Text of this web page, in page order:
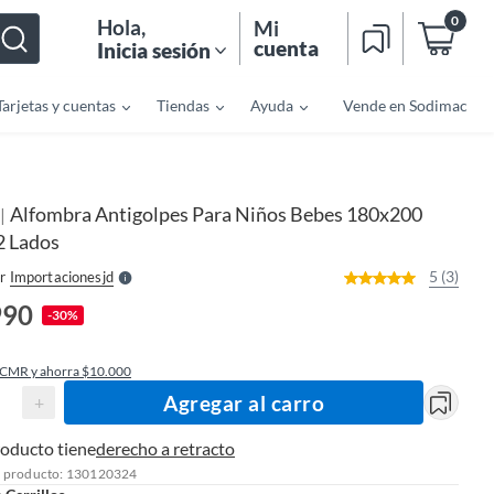
Hola,
Inicia sesión
Mi
cuenta
0
y cuentas Tiendas Ayuda Vende en Sodimac
| Alfombra Antigolpes Para Niños Bebes 180x200
Lados
ImportacionesjdS
e
r
5 (3)
-30%
y ahorra $10.000
+ Agregar al carro
tienederecho a retracto
producto: 130120324